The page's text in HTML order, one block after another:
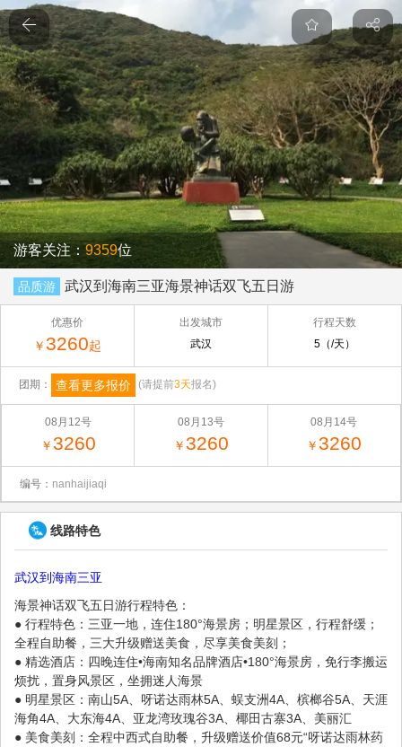
游客关注： 9359位
品质游 武汉到海南三亚海景神话双飞五日游
优惠价
￥3260起
出发城市
武汉
行程天数
5（/天）
团期： 查看更多报价 (请提前3天报名)
08月12号
￥3260
08月13号
￥3260
08月14号
￥3260
编号： nanhaijiaqi
线路特色
武汉到海南三亚
海景神话双飞五日游行程特色：
● 行程特色：三亚一地，连住180°海景房；明星景区，行程舒缓；
全程自助餐，三大升级赠送美食，尽享美食美刻；
● 精选酒店：四晚连住•海南知名品牌酒店•180°海景房，免行李搬运
烦扰，置身风景区，坐拥迷人海景
● 明星景区：南山5A、呀诺达雨林5A、蜈支洲4A、槟榔谷5A、天涯
海角4A、大东海4A、亚龙湾玫瑰谷3A、椰田古寨3A、美丽汇
● 美食美刻：全程中西式自助餐，升级赠送价值68元“呀诺达雨林药